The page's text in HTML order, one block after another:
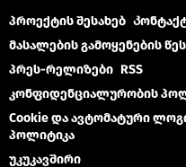
პროექტის შესახებ
მასალების გამოყენების
პრეს-რელიზები RSS
კონფიდენციალურობის
Cookie და ავტომატური
პოლიტიკა
უკუკავშირი